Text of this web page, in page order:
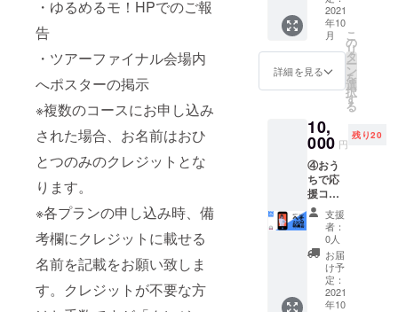
・ゆるめるモ！HPでのご報
告
・ツアーファイナル会場内
へポスターの掲示
※複数のコースにお申し込み
された場合、お名前はおひ
とつのみのクレジットとな
ります。
※各プランの申し込み時、備
考欄にクレジットに載せる
名前を記載をお願い致しま
す。クレジットが不要な方
に載せ
る名前
を入れ
てくだ
さい。
クレ
ジット
方はお
手数で
すが
「クレ
ジット
不要」
と記載
くださ
い。記
載ない
場合
は、お
申し込
み時の
さい。
クレ
ジット
手数で
すが
不要」
と記載
くださ
い。記
載ない
場合
は、お
申し込
み時の
お名前
でクレ
ジット
させて
IREメッ
セージ
よりお
ます。
URLは1
目安に
お送り
致しま
す。 ※
ご支援
者さま
のご都
合で参
加でき
なかっ
た場
合、日
程の振
りしま
す。
【ZOO
M特典
会日
2021/10
19:30-
21:00
内で調
整 --注
意事
項・補
足--
※ZOOM
特典会
URL
は、
CAMPF
IREメッ
日お送
りしま
す。 ・
ZOOM
特典会
出来て
から）
ます。
・当日
撮った
写メに
宛名を
入れて
メール
でお送
りしま
す。
ん］
ZOOM
特典会
・ゆる
める
モ！メ
らのお
礼メッ
セージ
送信(写
真デー
タ付き)
・Zepp
公演の
アーカ
イブ映
像デー
タを後
日お送
りしま
2021
年10
月
詳細を見る
こ
の
リ
タ
ー
ン
を
選
択
す
る
10,
000 円
残り20
④おう
ちで応
援コー
ス：
Zepp
アーカ
イブ映
像＋
［へ
そ］
ZOOM
支援
者：
0人
お届
け予
定：
2021
年10